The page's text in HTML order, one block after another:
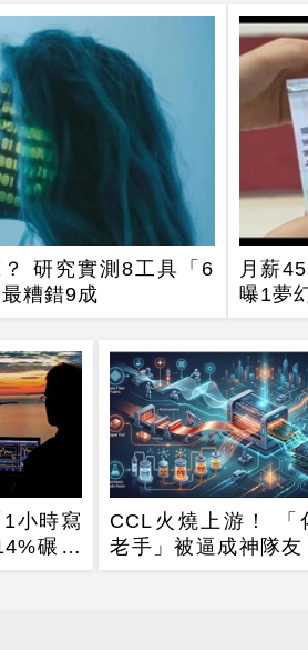
研究實測8工具「6
糟錯9成
月薪
曝1夢
小時寫
碾壓
股
CCL火燒上游！ 「
老手」被逼成神隊友
廠默默發財